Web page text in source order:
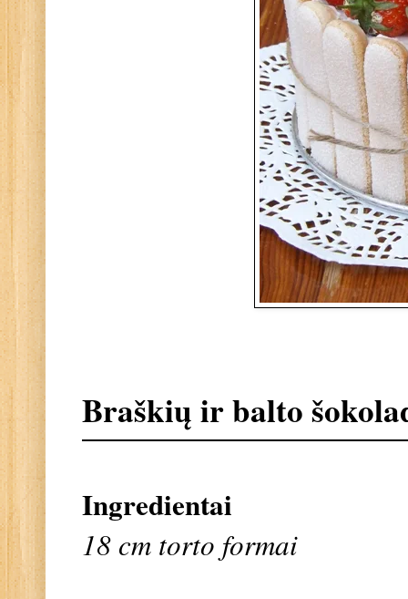
Braškių ir balto
Ingredientai
18 cm torto formai